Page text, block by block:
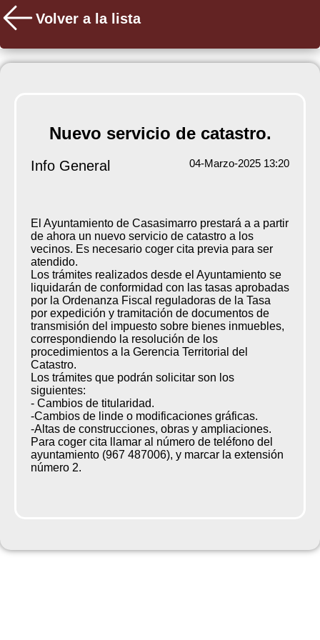
Volver a la lista
Nuevo servicio de catastro.
Info General 04-Marzo-2025 13:20
El Ayuntamiento de Casasimarro prestará a a partir
de ahora un nuevo servicio de catastro a los
vecinos. Es necesario coger cita previa para ser
atendido.
Los trámites realizados desde el Ayuntamiento se
liquidarán de conformidad con las tasas aprobadas
por la Ordenanza Fiscal reguladoras de la Tasa
por expedición y tramitación de documentos de
transmisión del impuesto sobre bienes inmuebles,
correspondiendo la resolución de los
procedimientos a la Gerencia Territorial del
Catastro.
Los trámites que podrán solicitar son los
siguientes:
- Cambios de titularidad.
-Cambios de linde o modificaciones gráficas.
-Altas de construcciones, obras y ampliaciones.
Para coger cita llamar al número de teléfono del
ayuntamiento (967 487006), y marcar la extensión
número 2.